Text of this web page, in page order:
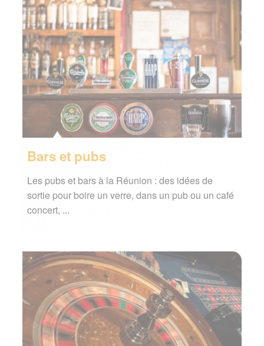
Bars et pubs
Les pubs et bars à la Réunion : des idées de
sortie pour boire un verre, dans un pub ou un café
concert, ...